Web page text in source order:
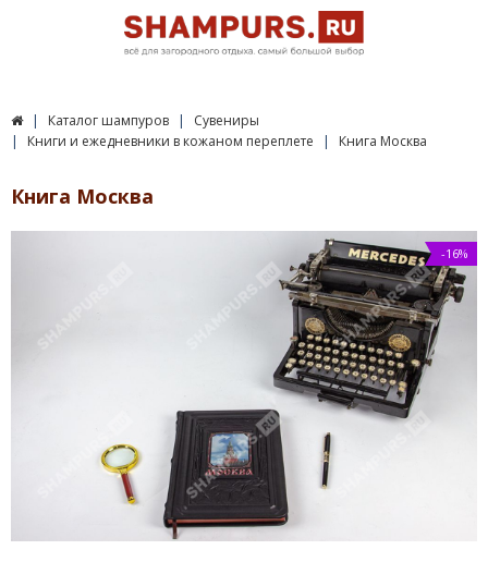
Каталог шампуров
Сувениры
Книги и ежедневники в кожаном переплете
Книга Москва
Книга Москва
-16%